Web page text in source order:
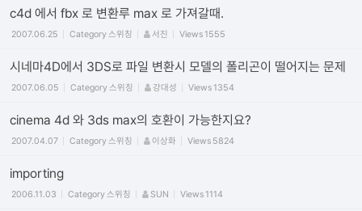
c4d 에서 fbx 로 변환루 max 로 가져갈때.
2007.06.25 Category스위칭 서진 Views1555
시네마4D에서 3DS로 파일 변환시 모델의 폴리곤이 떨어지는 문제
2007.06.05 Category스위칭 강대성 Views1354
cinema 4d 와 3ds max의 호환이 가능한지요?
2007.04.07 Category스위칭 이상화 Views 5824
importing
2006.11.03 Category스위칭 SUN Views1114